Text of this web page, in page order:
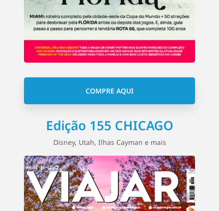
COMPRE AQUI
Edição 155 CHICAGO
Disney, Utah, Ilhas Cayman e mais